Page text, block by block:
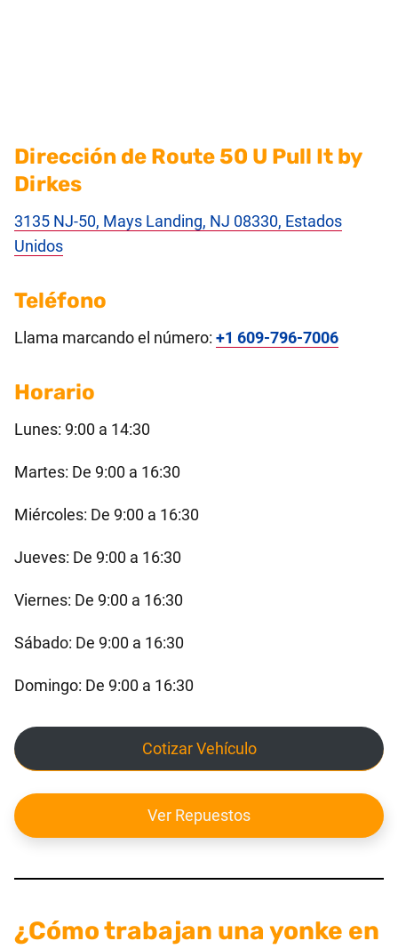
Dirección de Route 50 U Pull It by
Dirkes
3135 NJ-50, Mays Landing, NJ 08330, Estados
Unidos
Teléfono
Llama marcando el número: +1 609-796-7006
Horario
Lunes: 9:00 a 14:30
Martes: De 9:00 a 16:30
Miércoles: De 9:00 a 16:30
Jueves: De 9:00 a 16:30
Viernes: De 9:00 a 16:30
Sábado: De 9:00 a 16:30
Domingo: De 9:00 a 16:30
Cotizar Vehículo
Ver Repuestos
¿Cómo trabajan una yonke en